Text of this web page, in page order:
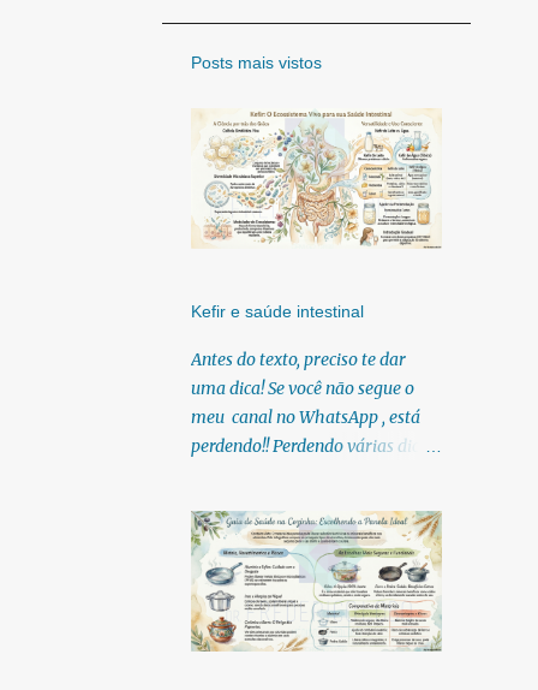
Posts mais vistos
Kefir e saúde intestinal
Antes do texto, preciso te dar
uma dica! Se você não segue o
meu canal no WhatsApp , está
perdendo!! Perdendo várias dicas,
infográficos, o link para
download dos meus e-books.
Para acessar clique no link:
https://whatsapp.com/channel/0
029Vb6U4AqKgsNzkBhubA40